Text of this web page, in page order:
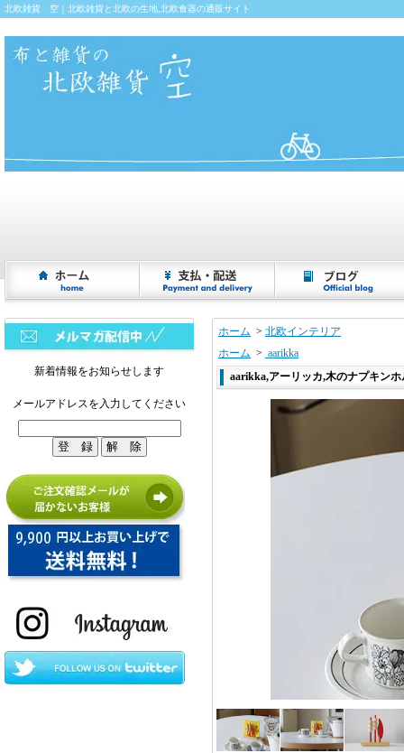
北欧雑貨 空｜北欧雑貨と北欧の生地,北欧食器の通販サイト
新着情報をお知らせします
メールアドレスを入力してください
ホーム > 北欧インテリア
ホーム > aarikka
aarikka,アーリッカ,木のナプキン